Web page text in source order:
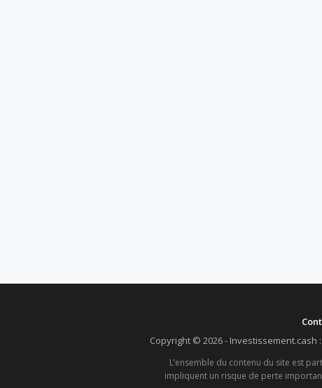
Copyright © 2026 -
L’ensemble du contenu du site est
impliquent un risque de perte